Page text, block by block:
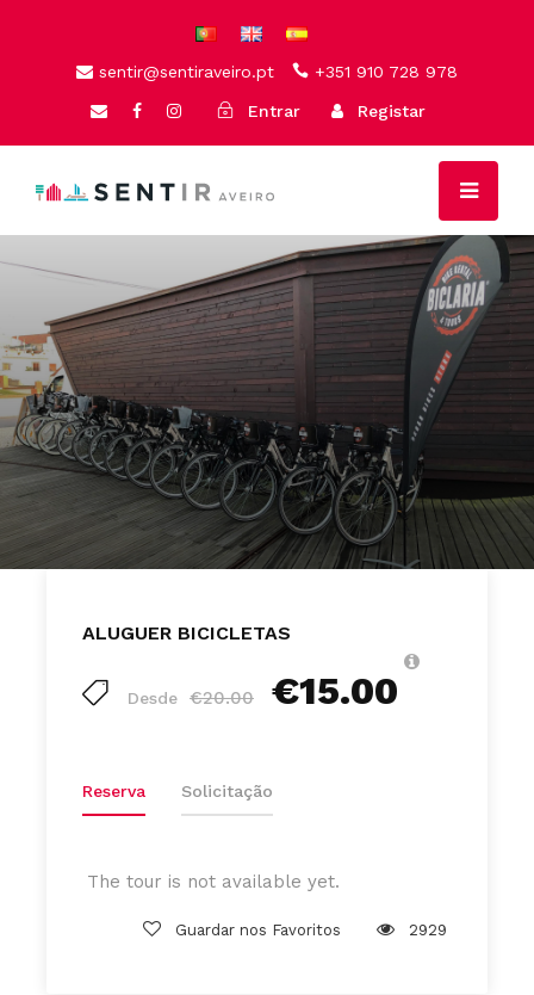
sentir@sentiraveiro.pt +351 910 728 978
Entrar Registar
ALUGUER BICICLETAS
Desde €20.00 €15.00
Reserva Solicitação
The tour is not available yet.
Guardar nos Favoritos 2929